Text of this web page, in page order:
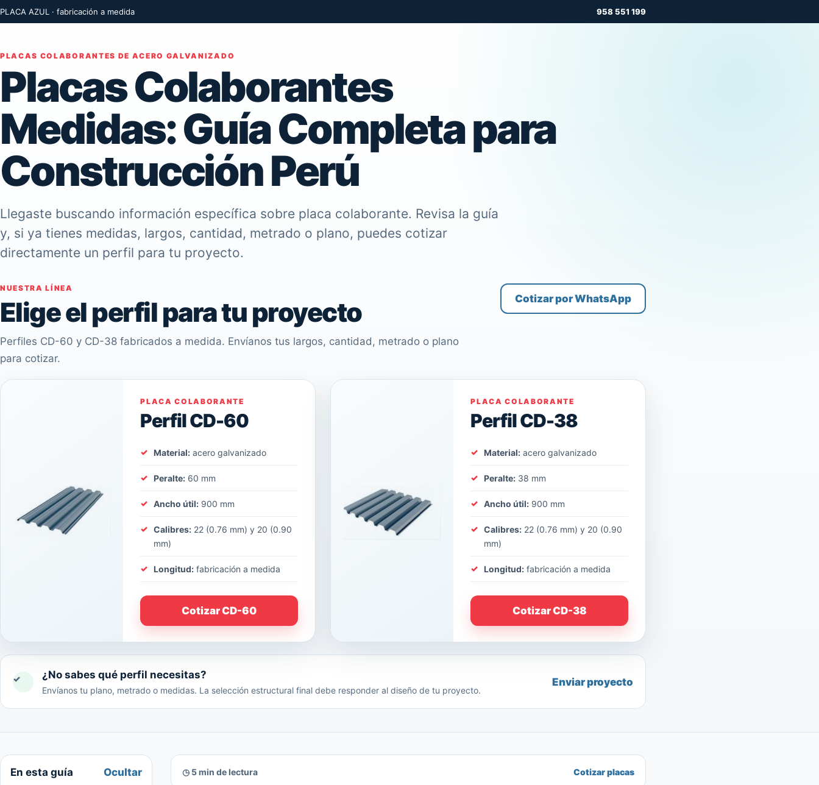
PLACA AZUL · fabricación a medida 958 551 199
PLACAS COLABORANTES DE ACERO GALVANIZADO
Placas Colaborantes
Medidas: Guía Completa para
Construcción Perú
Llegaste buscando información específica sobre placa colaborante. Revisa la guía
y, si ya tienes medidas, largos, cantidad, metrado o plano, puedes cotizar
directamente un perfil para tu proyecto.
NUESTRA LÍNEA
Elige el perfil para tu proyecto
Perfiles CD-60 y CD-38 fabricados a medida. Envíanos tus largos, cantidad, metrado o plano
para cotizar.
Cotizar por WhatsApp
PLACA COLABORANTE
Perfil CD-60
Material: acero galvanizado
Peralte: 60 mm
Ancho útil: 900 mm
Calibres: 22 (0.76 mm) y 20 (0.90
mm)
Longitud: fabricación a medida
Cotizar CD-60
PLACA COLABORANTE
Perfil CD-38
Material: acero galvanizado
Peralte: 38 mm
Ancho útil: 900 mm
Calibres: 22 (0.76 mm) y 20 (0.90
mm)
Longitud: fabricación a medida
Cotizar CD-38
✓ ¿No sabes qué perfil necesitas?
Envíanos tu plano, metrado o medidas. La selección estructural final debe responder al diseño de tu proyecto.
Enviar proyecto
En esta guía Ocultar ◷ 5 min de lectura Cotizar placas